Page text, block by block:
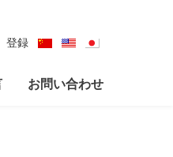
VA在线
登録
お問い合わせ